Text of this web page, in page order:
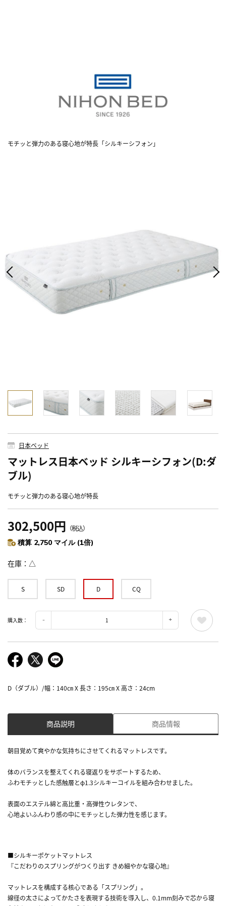
モチッと弾力のある寝心地が特長「シルキーシフォン」
日本ベッド
マットレス日本ベッド シルキーシフォン(D:ダ
ブル)
モチッと弾力のある寝心地が特長
302,500円 （税込）
積算 2,750 マイル (1倍)
在庫 △
S SD D CQ
購入数：
D（ダブル）/幅：140㎝ X 長さ：195㎝ X 高さ：24cm
商品説明 商品情報
朝目覚めて爽やかな気持ちにさせてくれるマットレスです。
体のバランスを整えてくれる寝返りをサポートするため、
ふわモチッとした感触層とφ1.3シルキーコイルを組み合わせました。
表面のエステル綿と高比重・高弾性ウレタンで、
心地よいふんわり感の中にモチッとした弾力性を感じます。
■シルキーポケットマットレス
『こだわりのスプリングがつくり出す きめ細やかな寝心地』
マットレスを構成する核心である「スプリング」。
線径の太さによってかたさを表現する技術を導入し、0.1mm刻みで芯から寝